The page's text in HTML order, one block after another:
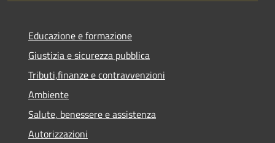
Educazione e formazione
Giustizia e sicurezza pubblica
Tributi,finanze e contravvenzioni
Ambiente
Salute, benessere e assistenza
Autorizzazioni